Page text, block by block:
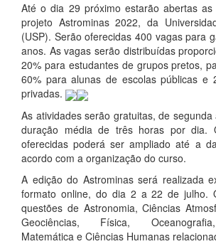
Até o dia 29 próximo estarão abertas
projeto Astrominas 2022, da
(USP). Serão oferecidas 400 vagas para
anos. As vagas serão distribuídas
20% para estudantes de grupos pretos,
60% para alunas de escolas públicas e
privadas.
As atividades serão gratuitas, de
duração média de três horas por dia.
oferecidas poderá ser ampliado até a
acordo com a organização do curso.
A edição do Astrominas será realizada
formato online, do dia 2 a 22 de julho.
questões de Astronomia, Ciências
Geociências, Física,
Matemática e Ciências Humanas